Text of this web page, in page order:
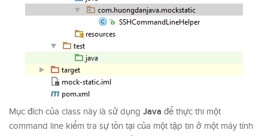
Mục đích của class này là sử dụng Java để thực thi một
command line kiểm tra sự tồn tại của một tập tin ở một máy tính